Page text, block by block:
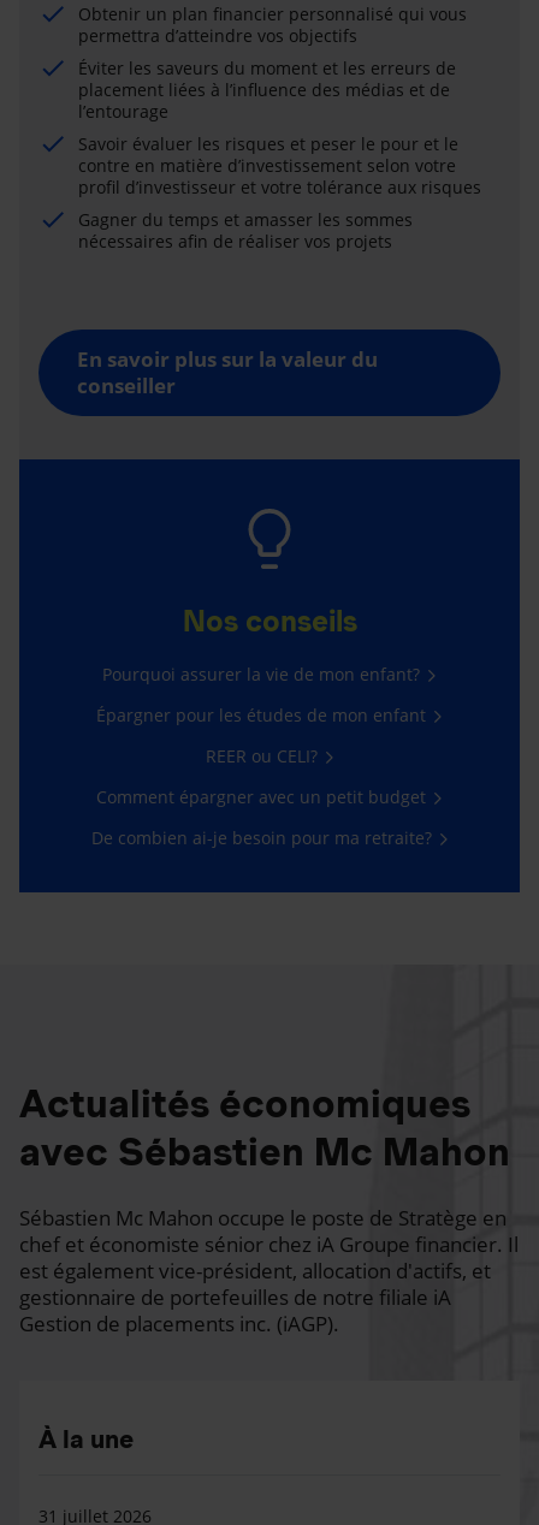
Obtenir un plan financier personnalisé qui vous
permettra d’atteindre vos objectifs
Éviter les saveurs du moment et les erreurs de
placement liées à l’influence des médias et de
l’entourage
Savoir évaluer les risques et peser le pour et le
contre en matière d’investissement selon votre
profil d’investisseur et votre tolérance aux risques
Gagner du temps et amasser les sommes
nécessaires afin de réaliser vos projets
En savoir plus sur la valeur du
conseiller
Nos conseils
Pourquoi assurer la vie de mon enfant?
Épargner pour les études de mon enfant
REER ou CELI?
Comment épargner avec un petit budget
De combien ai-je besoin pour ma retraite?
Actualités économiques
avec Sébastien Mc Mahon
Sébastien Mc Mahon occupe le poste de Stratège en
chef et économiste sénior chez iA Groupe financier. Il
est également vice-président, allocation d'actifs, et
gestionnaire de portefeuilles de notre filiale iA
Gestion de placements inc. (iAGP).
À la une
31 juillet 2026